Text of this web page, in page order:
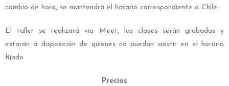
cambio de hora, se mantendrá el horario correspondiente a Chile.
El taller se realizará vía Meet, las clases serán grabadas y
estarán a disposición de quienes no puedan asistir en el horario
fijado.
Precios